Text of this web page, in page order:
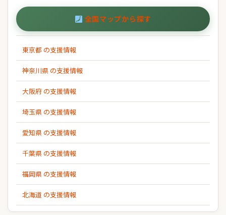
全国マップから探す
東京都 の支援情報
神奈川県 の支援情報
大阪府 の支援情報
埼玉県 の支援情報
愛知県 の支援情報
千葉県 の支援情報
福岡県 の支援情報
北海道 の支援情報